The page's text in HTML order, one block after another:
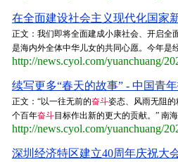
在全面建设社会主义现代化国家
正文：我们即将全面建成小康社会、开启全
是海内外全体中华儿女的共同心愿。今年是
http://news.cyol.com/yuanchuang/
续写更多“春天的故事” - 中国青
正文：“以一往无前的奋斗姿态、风雨无阻
个百年奋斗目标作出新的更大的贡献。” 南
http://news.cyol.com/yuanchuang/
深圳经济特区建立40周年庆祝大